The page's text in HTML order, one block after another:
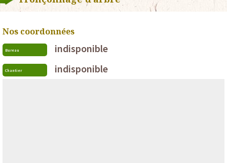
Nos coordonnées
Bureau indisponible
Chantier indisponible